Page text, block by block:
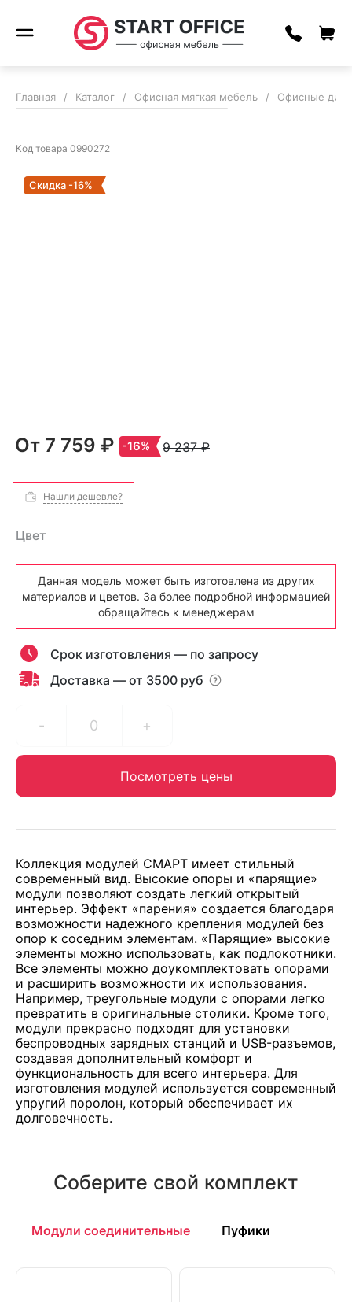
Главная / Каталог / Офисная мягкая мебель / Офисные
Код товара 0990272
Скидка -16%
От 7 759 ₽ -16% 9 237 ₽
Нашли дешевле?
Цвет
Данная модель может быть изготовлена из других
материалов и цветов. За более подробной информацией
обращайтесь к менеджерам
Срок изготовления — по запросу
Доставка — от 3500 руб
- +
Посмотреть цены
Коллекция модулей СМАРТ имеет стильный
современный вид. Высокие опоры и «парящие»
модули позволяют создать легкий открытый
интерьер. Эффект «парения» создается благодаря
возможности надежного крепления модулей без
опор к соседним элементам. «Парящие» высокие
элементы можно использовать, как подлокотники.
Все элементы можно доукомплектовать опорами
и расширить возможности их использования.
Например, треугольные модули с опорами легко
превратить в оригинальные столики. Кроме того,
модули прекрасно подходят для установки
беспроводных зарядных станций и USB-разъемов,
создавая дополнительный комфорт и
функциональность для всего интерьера. Для
изготовления модулей используется современный
упругий поролон, который обеспечивает их
долговечность.
Соберите свой комплект
Модули соединительные Пуфики